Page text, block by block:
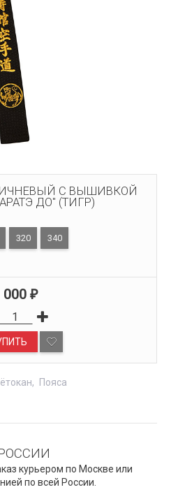
С ВЫШИВКОЙ
ДО" (ТИГР)
320 340
000 ₽
Пояса
курьером по Москве или
по всей России.